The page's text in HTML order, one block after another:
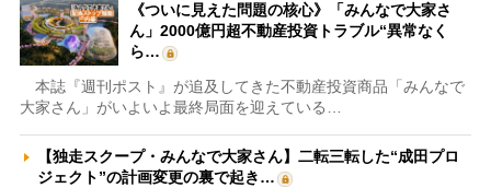
《ついに見えた問題の核心》「みんなで大家さ
ん」2000億円超不動産投資トラブル“異常なく
ら…
本誌『週刊ポスト』が追及してきた不動産投資商品「みんなで
大家さん」がいよいよ最終局面を迎えている…
【独走スクープ・みんなで大家さん】二転三転した“成田プロ
ジェクト”の計画変更の裏で起き…